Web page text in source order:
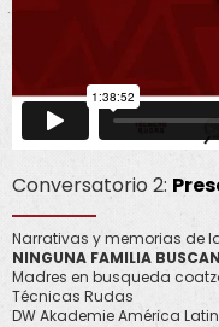
Conversatorio 2:
Narrativas y memorias de
NINGUNA FAMILIA
Madres en busqueda
Técnicas Rudas
DW Akademie América